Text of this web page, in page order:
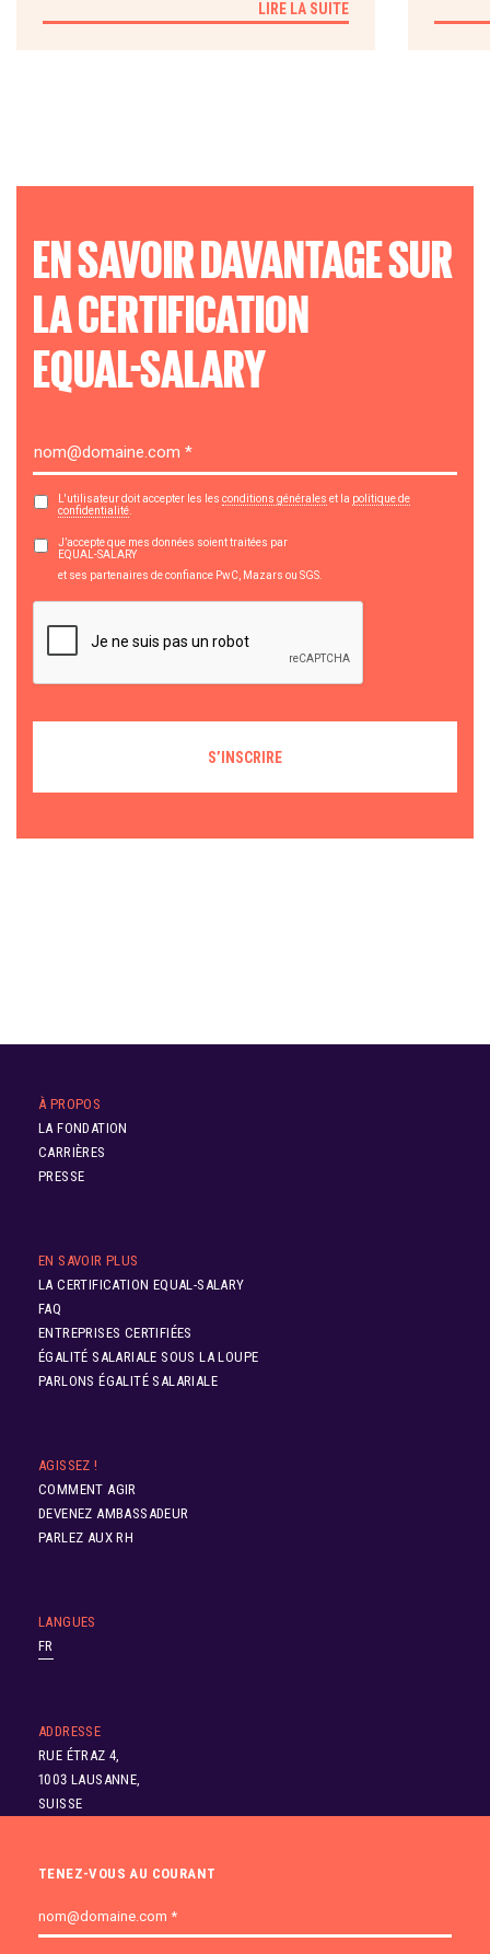
LIRE LA SUITE
EN SAVOIR DAVANTAGE SUR
LA CERTIFICATION
EQUAL-SALARY
L'utilisateur doit accepter les les conditions générales et la politique de
confidentialité
J’accepte que mes données soient traitées par
EQUAL-SALARY
et ses partenaires de confiance PwC, Mazars ou SGS.
À PROPOS
LA FONDATION
CARRIÈRES
PRESSE
EN SAVOIR PLUS
LA CERTIFICATION EQUAL-SALARY
FAQ
ENTREPRISES CERTIFIÉES
ÉGALITÉ SALARIALE SOUS LA LOUPE
PARLONS ÉGALITÉ SALARIALE
AGISSEZ !
COMMENT AGIR
DEVENEZ AMBASSADEUR
PARLEZ AUX RH
LANGUES
FR
ADDRESSE
RUE ÉTRAZ 4,
1003 LAUSANNE,
SUISSE
TENEZ-VOUS AU COURANT